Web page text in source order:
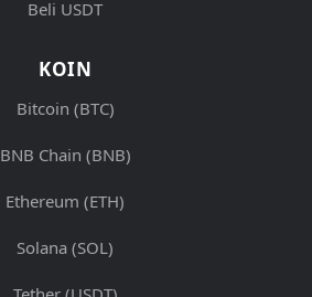
Beli USDT
KOIN
Bitcoin (BTC)
BNB Chain (BNB)
Ethereum (ETH)
Solana (SOL)